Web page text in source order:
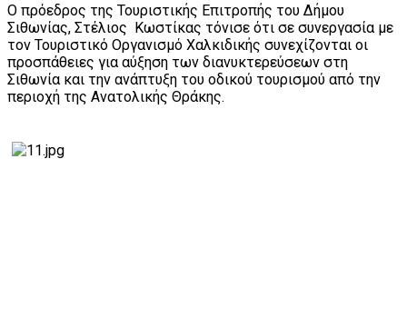
Ο πρόεδρος της Τουριστικής Επιτροπής του Δήμου
Σιθωνίας, Στέλιος Κωστίκας τόνισε ότι σε συνεργασία με
τον Τουριστικό Οργανισμό Χαλκιδικής συνεχίζονται οι
προσπάθειες για αύξηση των διανυκτερεύσεων στη
Σιθωνία και την ανάπτυξη του οδικού τουρισμού από την
περιοχή της Ανατολικής Θράκης.